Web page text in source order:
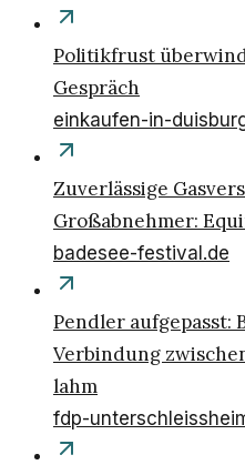
Politikfrust
Gespräch
einkaufen-in-
Zuverlässige
Großabnehmer:
badesee-festival.de
Pendler aufgepasst:
Verbindung
lahm
fdp-